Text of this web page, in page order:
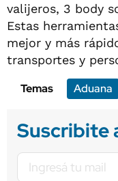
valijeros, 3 body
Estas
mejor y más
transportes y
Temas
Aduana
Suscribite